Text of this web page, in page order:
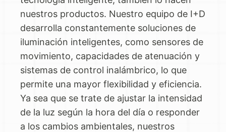
nuestros productos. Nuestro equipo de I+D
desarrolla constantemente soluciones de
iluminación inteligentes, como sensores de
movimiento, capacidades de atenuación y
sistemas de control inalámbrico, lo que
permite una mayor flexibilidad y eficiencia.
Ya sea que se trate de ajustar la intensidad
de la luz según la hora del día o responder
a los cambios ambientales, nuestros